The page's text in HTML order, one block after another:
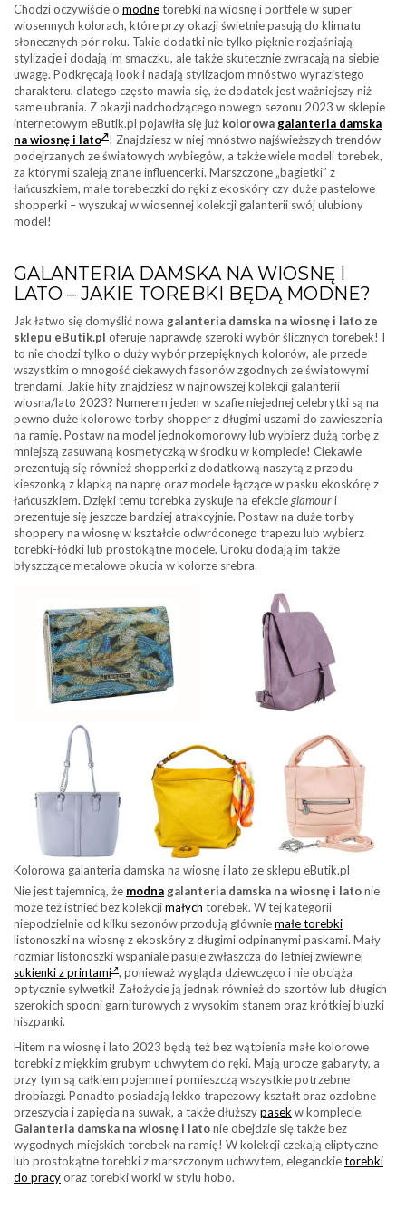
Chodzi oczywiście o modnetorebki na wiosnę i portfele w super
wiosennych kolorach, które przy okazji świetnie pasują do klimatu
słonecznych pór roku. Takie dodatki nie tylko pięknie rozjaśniają
stylizacje i dodają im smaczku, ale także skutecznie zwracają na siebie
uwagę. Podkręcają look i nadają stylizacjom mnóstwo wyrazistego
charakteru, dlatego często mawia się, że dodatek jest ważniejszy niż
same ubrania. Z okazji nadchodzącego nowego sezonu 2023 w sklepie
internetowym eButik.pl pojawiła się już kolorowa galanteria damska
na wiosnę i lato ! Znajdziesz w niej mnóstwo najświeższych trendów
podejrzanych ze światowych wybiegów, a także wiele modeli torebek,
za którymi szaleją znane influencerki. Marszczone „bagietki” z
łańcuszkiem, małe torebeczki do ręki z ekoskóry czy duże pastelowe
shopperki – wyszukaj w wiosennej kolekcji galanterii swój ulubiony
model!
GALANTERIA DAMSKA NA WIOSNĘ I
LATO – JAKIE TOREBKI BĘDĄ MODNE?
Jak łatwo się domyślić nowa galanteria damska na wiosnę i lato ze
sklepu eButik.pl oferuje naprawdę szeroki wybór ślicznych torebek! I
to nie chodzi tylko o duży wybór przepięknych kolorów, ale przede
wszystkim o mnogość ciekawych fasonów zgodnych ze światowymi
trendami. Jakie hity znajdziesz w najnowszej kolekcji galanterii
wiosna/lato 2023? Numerem jeden w szafie niejednej celebrytki są na
pewno duże kolorowe torby shopper z długimi uszami do zawieszenia
na ramię. Postaw na model jednokomorowy lub wybierz dużą torbę z
mniejszą zasuwaną kosmetyczką w środku w komplecie! Ciekawie
prezentują się również shopperki z dodatkową naszytą z przodu
kieszonką z klapką na naprę oraz modele łączące w pasku ekoskórę z
łańcuszkiem. Dzięki temu torebka zyskuje na efekcieglamouri
prezentuje się jeszcze bardziej atrakcyjnie. Postaw na duże torby
shoppery na wiosnę w kształcie odwróconego trapezu lub wybierz
torebki-łódki lub prostokątne modele. Uroku dodają im także
błyszczące metalowe okucia w kolorze srebra.
Kolorowa galanteria damska na wiosnę i lato ze sklepu eButik.pl
Nie jest tajemnicą, że modnagalanteria damska na wiosnę i latonie
może też istnieć bez kolekcjimałych torebek. W tej kategorii
niepodzielnie od kilku sezonów przodują główniemałe torebki
listonoszki na wiosnę z ekoskóry z długimi odpinanymi paskami. Mały
rozmiar listonoszki wspaniale pasuje zwłaszcza do letniej zwiewnej
sukienki z printami , ponieważ wygląda dziewczęco i nie obciąża
optycznie sylwetki! Założycie ją jednak również do szortów lub długich
szerokich spodni garniturowych z wysokim stanem oraz krótkiej bluzki
hiszpanki.
Hitem na wiosnę i lato 2023 będą też bez wątpienia małe kolorowe
torebki z miękkim grubym uchwytem do ręki. Mają urocze gabaryty, a
przy tym są całkiem pojemne i pomieszczą wszystkie potrzebne
drobiazgi. Ponadto posiadają lekko trapezowy kształt oraz ozdobne
przeszycia i zapięcia na suwak, a także dłuższypasekw komplecie.
Galanteria damska na wiosnę i latonie obejdzie się także bez
wygodnych miejskich torebek na ramię! W kolekcji czekają eliptyczne
lub prostokątne torebki z marszczonym uchwytem, eleganckietorebki
do pracyoraz torebki worki w stylu hobo.